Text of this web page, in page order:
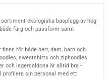
ekologiska basplagg av hög
färg och passform samt
för både herr, dam, barn och
sweatshirts och ziphoodies
och lagersaldona är alltid bra -
sin personal med ett